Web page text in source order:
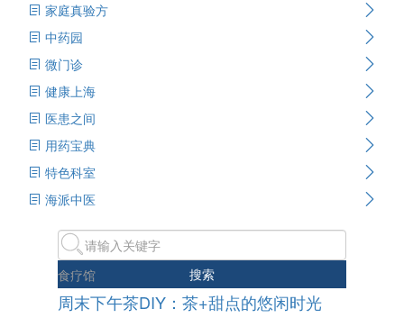
家庭真验方
中药园
微门诊
健康上海
医患之间
用药宝典
特色科室
海派中医
搜索
食疗馆
周末下午茶DIY：茶+甜点的悠闲时光